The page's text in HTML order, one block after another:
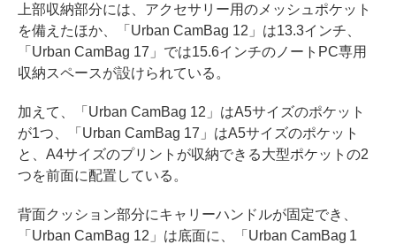
上部収納部分には、アクセサリー用のメッシュポケット
を備えたほか、「Urban CamBag 12」は13.3インチ、
「Urban CamBag 17」では15.6インチのノートPC専用
収納スペースが設けられている。
加えて、「Urban CamBag 12」はA5サイズのポケット
が1つ、「Urban CamBag 17」はA5サイズのポケット
と、A4サイズのプリントが収納できる大型ポケットの2
つを前面に配置している。
背面クッション部分にキャリーハンドルが固定でき、
「Urban CamBag 12」は底面に、「Urban CamBag 1